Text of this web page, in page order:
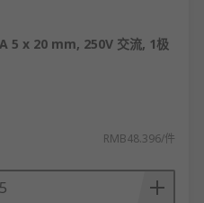
5 x 20 mm, 250V 交流, 1极
RMB48.396/件